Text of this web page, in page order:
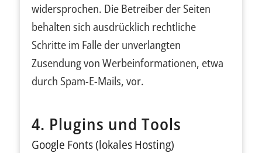
widersprochen. Die Betreiber der Seiten
behalten sich ausdrücklich rechtliche
Schritte im Falle der unverlangten
Zusendung von Werbeinformationen, etwa
durch Spam-E-Mails, vor.
4. Plugins und Tools
Google Fonts (lokales Hosting)